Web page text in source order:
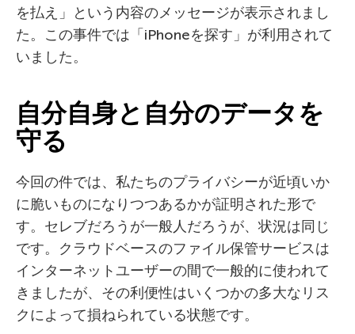
を払え」という内容のメッセージが表示されまし
た。この事件では「iPhoneを探す」が利用されて
いました。
自分自身と自分のデータを
守る
今回の件では、私たちのプライバシーが近頃いか
に脆いものになりつつあるかが証明された形で
す。セレブだろうが一般人だろうが、状況は同じ
です。クラウドベースのファイル保管サービスは
インターネットユーザーの間で一般的に使われて
きましたが、その利便性はいくつかの多大なリス
クによって損ねられている状態です。